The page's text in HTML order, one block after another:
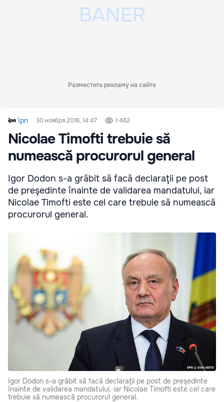
Разместить рекламу на сайте
Ipn 30 ноября 2016, 14:47 1 462
Nicolae Timofti trebuie să
numească procurorul general
Igor Dodon s-a grăbit să facă declaraţii pe post
de preşedinte înainte de validarea mandatului, iar
Nicolae Timofti este cel care trebuie să numească
procurorul general.
Igor Dodon s-a grăbit să facă declaraţii pe post de preşedinte
înainte de validarea mandatului, iar Nicolae Timofti este cel care
trebuie să numească procurorul general.